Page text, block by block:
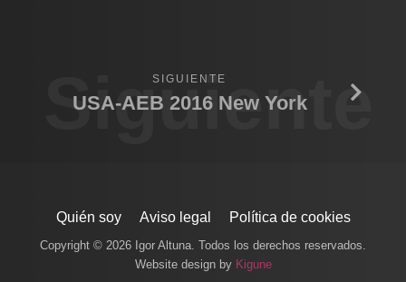
Siguiente
SIGUIENTE
USA-AEB 2016 New York
Quién soy Aviso legal Política de cookies
Copyright © 2026 Igor Altuna. Todos los derechos reservados.
Website design by Kigune